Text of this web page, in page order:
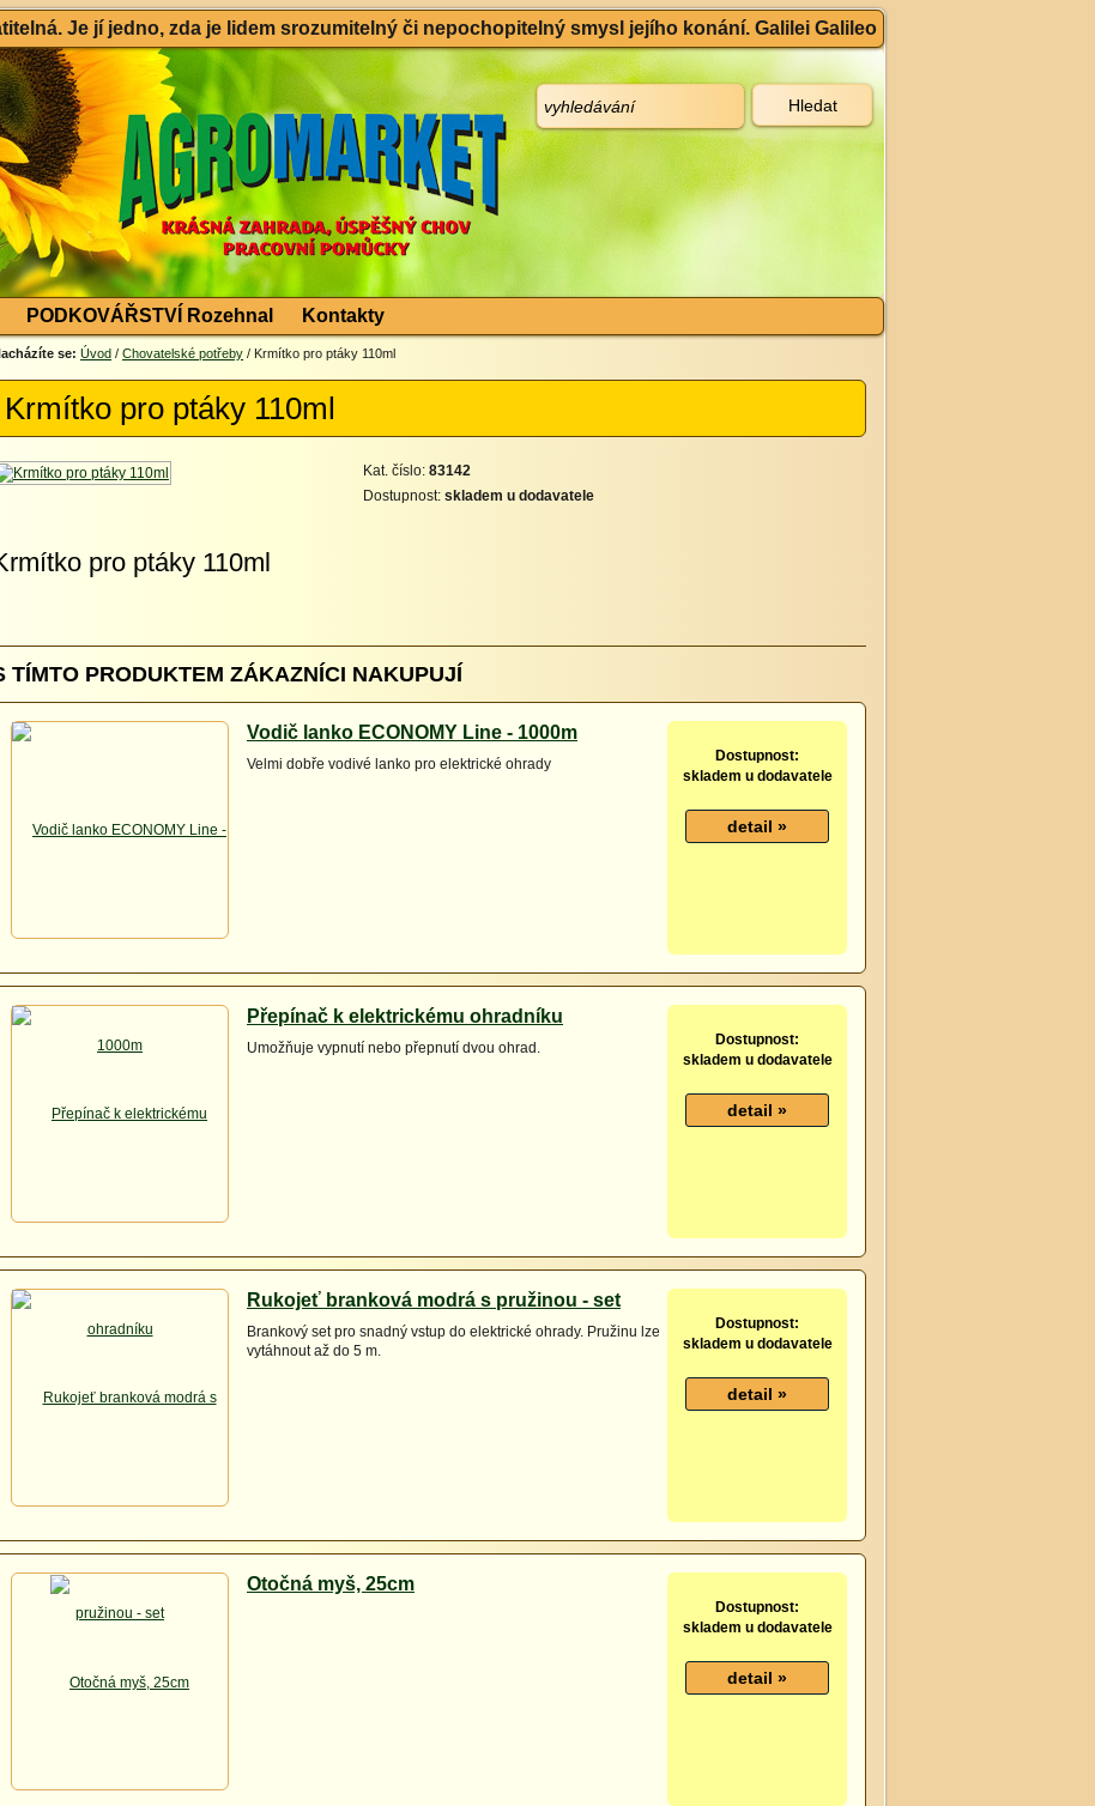
Je jí jedno, zda je lidem srozumitelný či nepochopitelný smysl jejího konání. Galilei Galileo
PODKOVÁŘSTVÍ Rozehnal Kontakty
se: Úvod / Chovatelské potřeby / Krmítko pro ptáky 110ml
Krmítko pro ptáky 110ml
Kat. číslo: 83142
Dostupnost: skladem u dodavatele
pro ptáky 110ml
TÍMTO PRODUKTEM ZÁKAZNÍCI NAKUPUJÍ
Vodič lanko ECONOMY Line - 1000m
Velmi dobře vodivé lanko pro elektrické ohrady
Dostupnost:
skladem u dodavatele
Přepínač k elektrickému ohradníku
Umožňuje vypnutí nebo přepnutí dvou ohrad.
Dostupnost:
skladem u dodavatele
Rukojeť branková modrá s pružinou - set
Brankový set pro snadný vstup do elektrické ohrady. Pružinu lze
vytáhnout až do 5 m.
Dostupnost:
skladem u dodavatele
Otočná myš, 25cm
Dostupnost:
skladem u dodavatele